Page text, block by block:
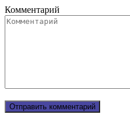
Комментарий